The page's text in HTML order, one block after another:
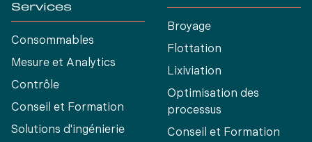
Services
Consommables
Mesure et Analytics
Contrôle
Conseil et Formation
Solutions d'ingénierie
Broyage
Flottation
Lixiviation
Optimisation des
processus
Conseil et Formation